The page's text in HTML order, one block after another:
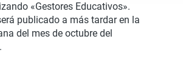
«Gestores Educativos».
publicado a más tardar en la
del mes de octubre del